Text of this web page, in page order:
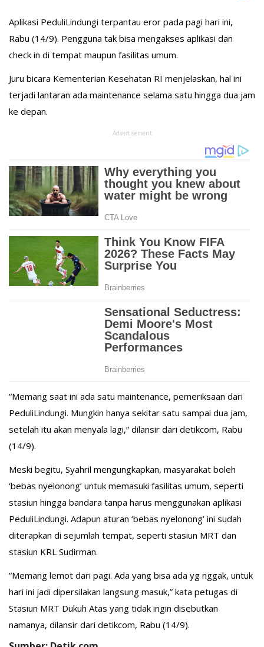
Aplikasi PeduliLindungi terpantau eror pada pagi hari ini,
Rabu (14/9). Pengguna tak bisa mengakses aplikasi dan
check in di tempat maupun fasilitas umum.
Juru bicara Kementerian Kesehatan RI menjelaskan, hal ini
terjadi lantaran ada maintenance selama satu hingga dua jam
ke depan.
Advertisement
“Memang saat ini ada satu maintenance, pemeriksaan dari
PeduliLindungi. Mungkin hanya sekitar satu sampai dua jam,
setelah itu akan menyala lagi,” dilansir dari detikcom, Rabu
(14/9).
Meski begitu, Syahril mengungkapkan, masyarakat boleh
‘bebas nyelonong’ untuk memasuki fasilitas umum, seperti
stasiun hingga bandara tanpa harus menggunakan aplikasi
PeduliLindungi. Adapun aturan ‘bebas nyelonong’ ini sudah
diterapkan di sejumlah tempat, seperti stasiun MRT dan
stasiun KRL Sudirman.
“Memang lemot dari pagi. Ada yang bisa ada yg nggak, untuk
hari ini jadi dipersilakan langsung masuk,” kata petugas di
Stasiun MRT Dukuh Atas yang tidak ingin disebutkan
namanya, dilansir dari detikcom, Rabu (14/9).